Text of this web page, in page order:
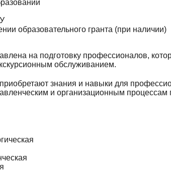
образовательного гранта (при наличии)
на подготовку профессионалов,
обслуживанием.
знания и навыки для
и организационным процессам